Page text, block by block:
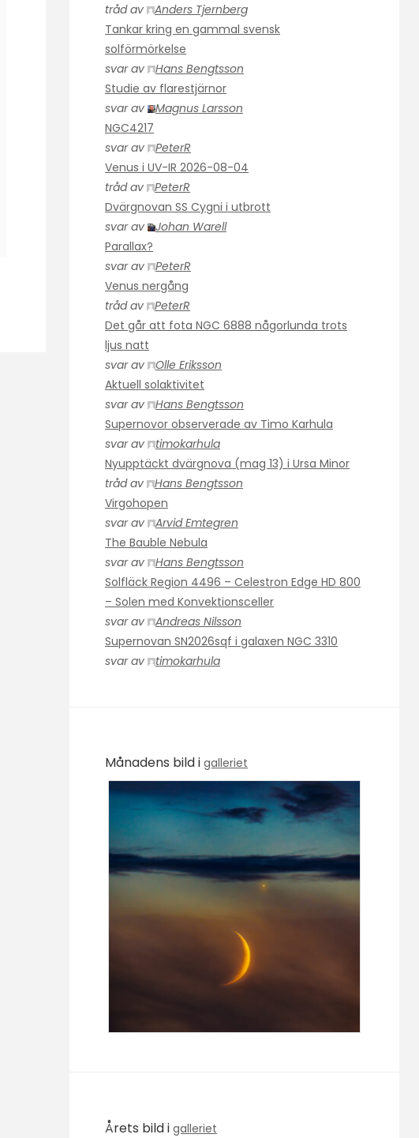
tråd av
Anders Tjernberg
Tankar kring en gammal svensk
solförmörkelse
svar av
Hans Bengtsson
Studie av flarestjärnor
svar av
Magnus Larsson
NGC4217
svar av
PeterR
Venus i UV-IR 2026-08-04
tråd av
PeterR
Dvärgnovan SS Cygni i utbrott
svar av
Johan Warell
Parallax?
svar av
PeterR
Venus nergång
tråd av
PeterR
Det går att fota NGC 6888 någorlunda trots
ljus natt
svar av
Olle Eriksson
Aktuell solaktivitet
svar av
Hans Bengtsson
Supernovor observerade av Timo Karhula
svar av
timokarhula
Nyupptäckt dvärgnova (mag 13) i Ursa Minor
tråd av
Hans Bengtsson
Virgohopen
svar av
Arvid Emtegren
The Bauble Nebula
svar av
Hans Bengtsson
Solfläck Region 4496 – Celestron Edge HD 800
– Solen med Konvektionsceller
svar av
Andreas Nilsson
Supernovan SN2026sqf i galaxen NGC 3310
svar av
timokarhula
Månadens bild i galleriet
Årets bild i galleriet